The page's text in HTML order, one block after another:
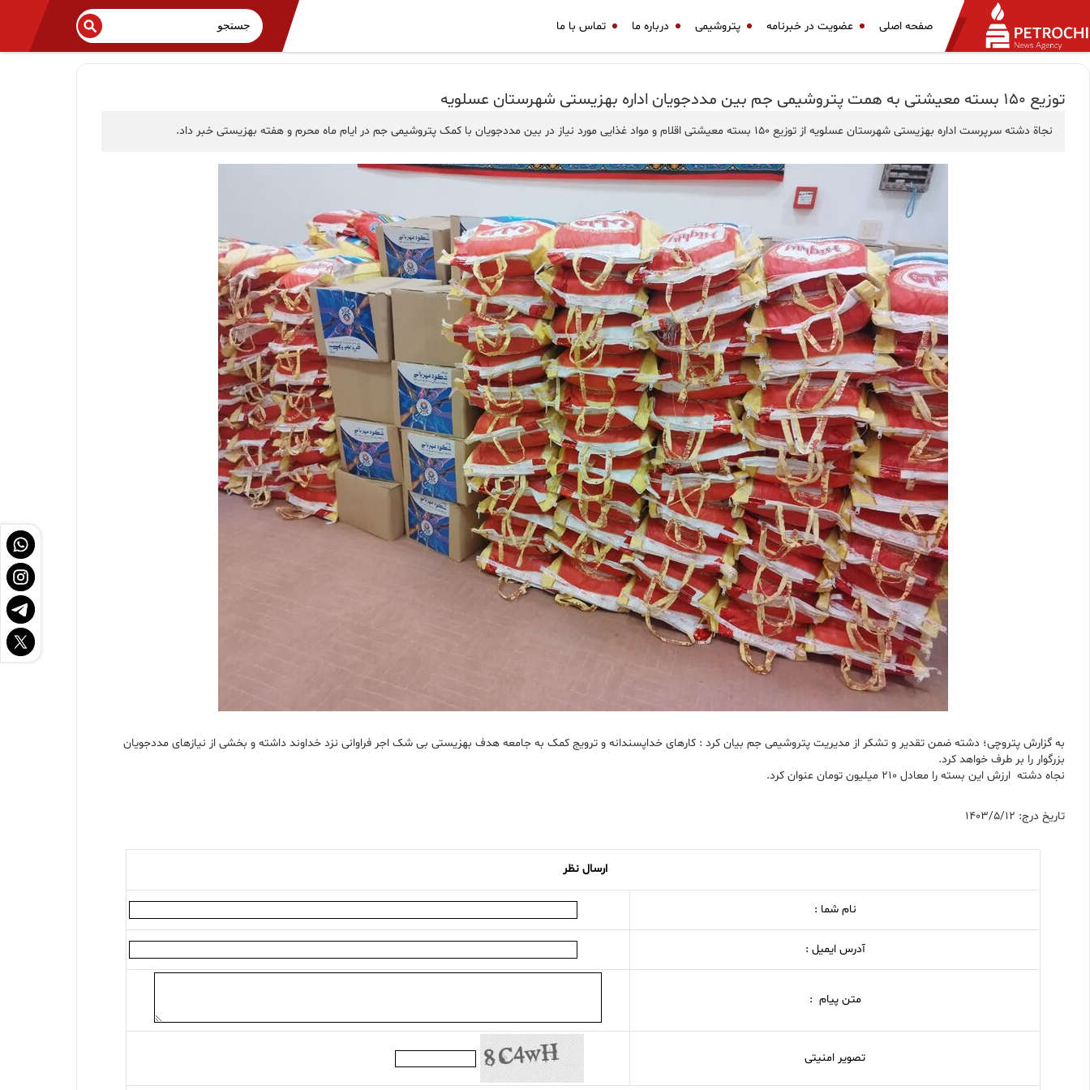
صفحه اصلی عضویت در خبرنامه پتروشیمی درباره ما تماس با ما
توزیع ۱۵۰ بسته معیشتی به همت پتروشیمی جم بین مددجویان اداره بهزیستی شهرستان عسلویه
نجاة دشته سرپرست اداره بهزیستی شهرستان عسلویه از توزیع ۱۵۰ بسته معیشتی اقلام و مواد غذایی مورد نیاز در بین مددجویان با کمک پتروشیمی جم در ایام ماه محرم و هفته بهزیستی خبر داد.
به گزارش پتروچی؛ دشته ضمن تقدیر و تشکر از مدیریت پتروشیمی جم بیان کرد : کارهای خداپسندانه و ترویج کمک به جامعه هدف بهزیستی بی شک اجر فراوانی نزد خداوند داشته و بخشی از نیازهای مددجویان
بزرگوار را بر طرف خواهد کرد.
نجاه دشته ارزش این بسته را معادل ۲۱۰ میلیون تومان عنوان کرد.
تاریخ درج: 1403/5/12
ارسال نظر
نام شما :
آدرس ایمیل :
متن پیام :
تصویر امنیتی